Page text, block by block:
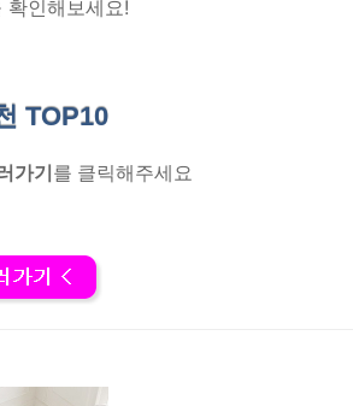
확인해보세요!
TOP10
가기 를 클릭해주세요